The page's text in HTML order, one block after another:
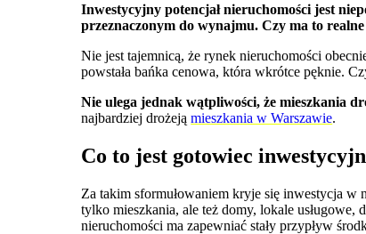
Inwestycyjny potencjał nieruchomości jest
przeznaczonym do wynajmu. Czy ma to
Nie jest tajemnicą, że rynek nieruchomości
powstała bańka cenowa, która wkrótce pęknie.
Nie ulega jednak wątpliwości, że mieszkania
najbardziej drożejąmieszkania w Warszawie.
Co to jest gotowiec
Za takim sformułowaniem kryje się inwestycja
tylko mieszkania, ale też domy, lokale
nieruchomości ma zapewniać stały przypływ